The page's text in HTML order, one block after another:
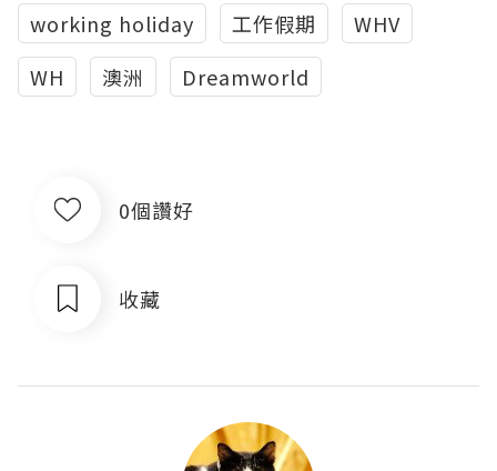
working holiday 工作假期
WHV
WH
澳洲 Dreamworld
0個讚好
收藏